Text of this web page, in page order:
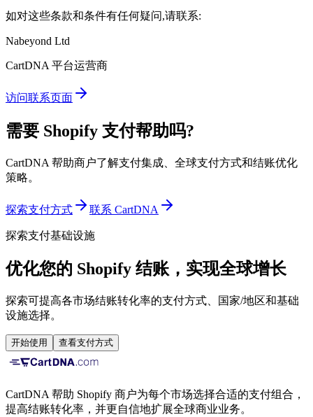
如对这些条款和条件有任何疑问,请联系:
Nabeyond Ltd
CartDNA 平台运营商
访问联系页面
需要 Shopify 支付帮助吗?
CartDNA 帮助商户了解支付集成、全球支付方式和结账优化
策略。
探索支付方式 联系 CartDNA
探索支付基础设施
优化您的 Shopify 结账，实现全球增长
探索可提高各市场结账转化率的支付方式、国家/地区和基础
设施选择。
开始使用 查看支付方式
CartDNA 帮助 Shopify 商户为每个市场选择合适的支付组合，
提高结账转化率，并更自信地扩展全球商业业务。